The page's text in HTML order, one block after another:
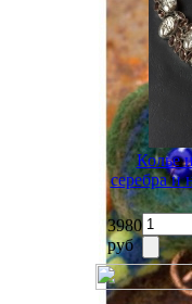
Колье
серебра и
3980
руб